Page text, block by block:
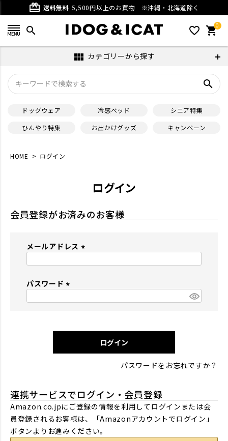
card_giftcard 送料無料 5,500円以上のお買物 ※沖縄・北海道除く
search favorite_outline 0
shopping_cart
view_module カテゴリーから探す
search
ドッグウェア 冷感ベッド
シニア特集
ひんやり特集
お出かけグッズ キャンペーン
HOME ログイン
ログイン
会員登録がお済みのお客様
メールアドレス
パスワード
)
ログイン
パスワードをお忘れですか？
連携サービスでログイン・会員登録
Amazon.co.jpにご登録の情報を利用してログインまたは会
員登録されるお客様は、「Amazonアカウントでログイン」
ボタンよりお進みください。